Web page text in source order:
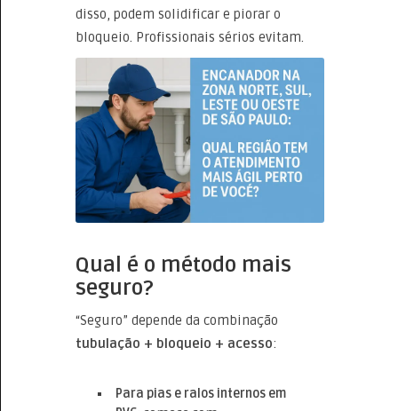
disso, podem solidificar e piorar o
bloqueio. Profissionais sérios evitam.
Qual é o método mais
seguro?
“Seguro” depende da combinação
tubulação + bloqueio + acesso:
Para pias e ralos internos em